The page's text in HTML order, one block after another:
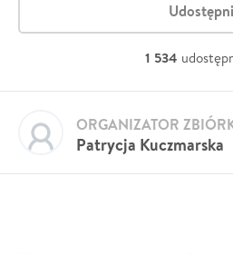
1 534
Patrycja Kuczmarska
ORGANIZATOR